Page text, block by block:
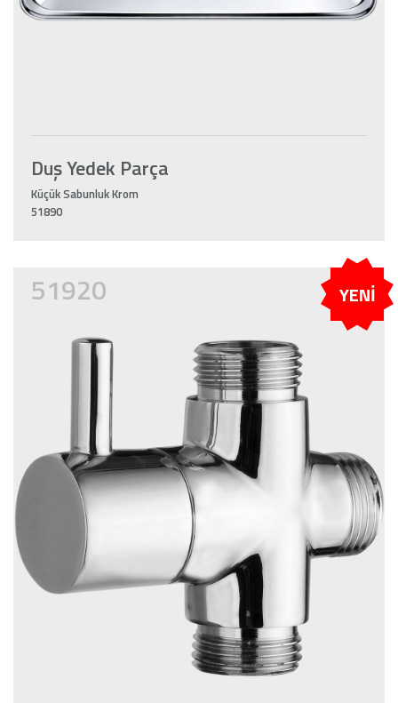
Duş Yedek Parça
Küçük Sabunluk Krom
51890
51920 YENİ